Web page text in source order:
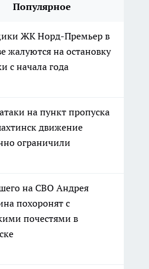
Популярное
ЖК Норд-Премьер в
жалуются на остановку
с начала года
на пункт пропуска
движение
ограничили
на СВО Андрея
похоронят с
почестями в